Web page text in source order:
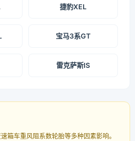
捷豹XEL
宝马3系GT
雷克萨斯IS
箱车重风阻系数轮胎等多种因素影响。